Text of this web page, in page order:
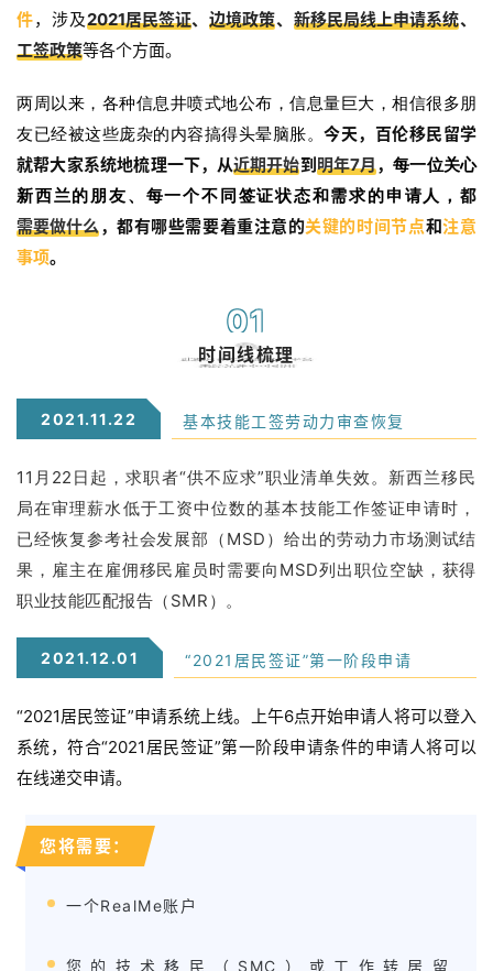
件，涉及2021居民签证、边境政策、新移民局线上申请系统、
工签政策等各个方面。
两周以来，各种信息井喷式地公布，信息量巨大，相信很多朋
友已经被这些庞杂的内容搞得头晕脑胀。 今天，百伦移民留学
就帮大家系统地梳理一下，从近期开始到明年7月，每一位关心
新西兰的朋友、每一个不同签证状态和需求的申请人， 都
需要做什么，都有哪些需要着重注意的关键的时间节点和注意
事项。
01
时间线梳理
2021.11.22 基本技能工签劳动力审查恢复
11月22日起，求职者“供不应求”职业清单失效。新西兰移民
局在审理薪水低于工资中位数的基本技能工作签证申请时，
已经恢复参考社会发展部（MSD）给出的劳动力市场测试结
果，雇主在雇佣移民雇员时需要向MSD列出职位空缺，获得
职业技能匹配报告（SMR）。
2021.12.01 “2021居民签证”第一阶段申请
“2021居民签证”申请系统上线。上午6点开始申请人将可以登入
系统，符合“2021居民签证”第一阶段申请条件的申请人将可以
在线递交申请。
您将需要：
一个RealMe账户
您的技术移民（SMC）或工作转居留